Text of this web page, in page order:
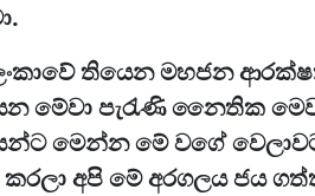
තියෙන මහජන
මේවා පැරැණි නෛතික
මෙන්න මේ වගේ
කරලා අපි මේ අරගලය ජය